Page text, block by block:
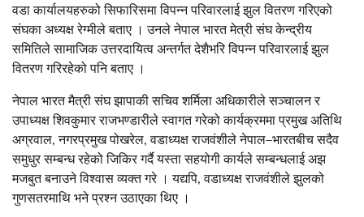
वडा कार्यालयहरुको सिफारिसमा विपन्न परिवारलाई झुल वितरण गरिएको
संघका अध्यक्ष रेग्मीले बताए । उनले नेपाल भारत मेत्री संघ केन्द्रीय
समितिले सामाजिक उत्तरदायित्व अन्तर्गत देशैभरि विपन्न परिवारलाई झुल
वितरण गरिरहेको पनि बताए ।
नेपाल भारत मैत्री संघ झापाकी सचिव शर्मिला अधिकारीले सञ्चालन र
उपाध्यक्ष शिवकुमार राजभण्डारीले स्वागत गरेको कार्यक्रममा प्रमुख अतिथि
अग्रवाल, नगरप्रमुख पोखरेल, वडाध्यक्ष राजवंशीले नेपाल–भारतबीच सदैव
समुधुर सम्बन्ध रहेको जिकिर गर्दै यस्ता सहयोगी कार्यले सम्बन्धलाई अझ
मजबुत बनाउने विश्वास व्यक्त गरे । यद्यपि, वडाध्यक्ष राजवंशीले झुलको
गुणसतरमाथि भने प्रश्न उठाएका थिए ।